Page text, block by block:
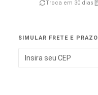
Troca em 30 dias
SIMULAR FRETE E PRAZO